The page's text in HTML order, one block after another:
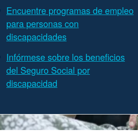
Encuentre programas de empleo
para personas con
discapacidades
Infórmese sobre los beneficios
del Seguro Social por
discapacidad